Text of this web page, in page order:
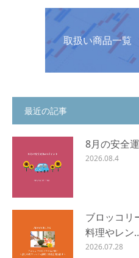
取扱い商品一覧
最近の記事
8月の安全
2026.08.4
ブロッコリ
料理やレン
2026.07.28